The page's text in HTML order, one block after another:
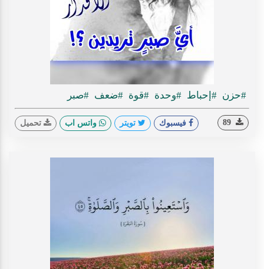
#حزن #إحباط #وحدة #قوة #ضعف #صبر
فيسبوك تويتر واتس اب تحميل